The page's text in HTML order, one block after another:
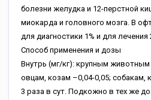
болезни желудка и 12-перстной
миокарда и головного мозга. В
для диагностики 1% и для
Способ применения и дозы
Внутрь (мг/кг): крупным животным
овцам, козам –0,04-0,05; собакам,
3 раза в сут. Подкожно в тех же